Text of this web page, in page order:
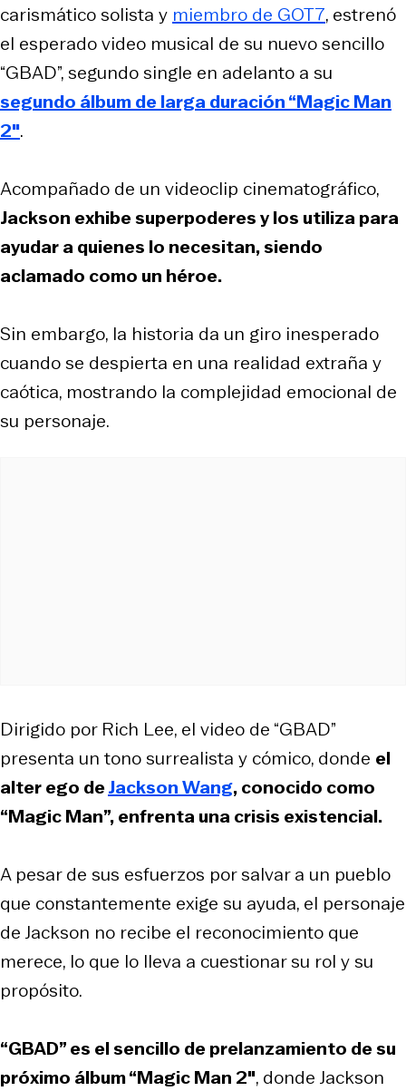
carismático solista y miembro de GOT7, estrenó
el esperado video musical de su nuevo sencillo
“GBAD”, segundo single en adelanto a su
segundo álbum de larga duración “Magic Man
2″.
Acompañado de un videoclip cinematográfico,
Jackson exhibe superpoderes y los utiliza para
ayudar a quienes lo necesitan, siendo
aclamado como un héroe.
Sin embargo, la historia da un giro inesperado
cuando se despierta en una realidad extraña y
caótica, mostrando la complejidad emocional de
su personaje.
Dirigido por Rich Lee, el video de “GBAD”
presenta un tono surrealista y cómico, donde el
alter ego deJackson Wang, conocido como
“Magic Man”, enfrenta una crisis existencial.
A pesar de sus esfuerzos por salvar a un pueblo
que constantemente exige su ayuda, el personaje
de Jackson no recibe el reconocimiento que
merece, lo que lo lleva a cuestionar su rol y su
propósito.
“GBAD” es el sencillo de prelanzamiento de su
próximo álbum “Magic Man 2″, donde Jackson